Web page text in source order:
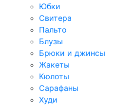
Юбки
Свитера
Пальто
Блузы
Брюки и джинсы
Жакеты
Кюлоты
Сарафаны
Худи